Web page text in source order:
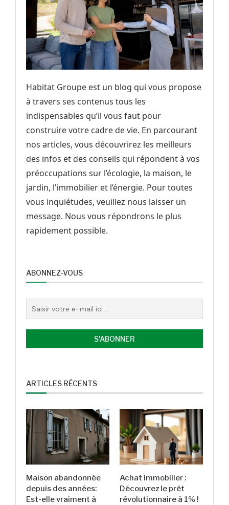
Habitat Groupe est un blog qui vous propose
à travers ses contenus tous les
indispensables qu’il vous faut pour
construire votre cadre de vie. En parcourant
nos articles, vous découvrirez les meilleurs
des infos et des conseils qui répondent à vos
préoccupations sur l’écologie, la maison, le
jardin, l’immobilier et l’énergie. Pour toutes
vous inquiétudes, veuillez nous laisser un
message. Nous vous répondrons le plus
rapidement possible.
ABONNEZ-VOUS
ARTICLES RÉCENTS
Maison abandonnée
depuis des années:
Est-elle vraiment à
Achat immobilier :
Découvrez le prêt
révolutionnaire à 1% !